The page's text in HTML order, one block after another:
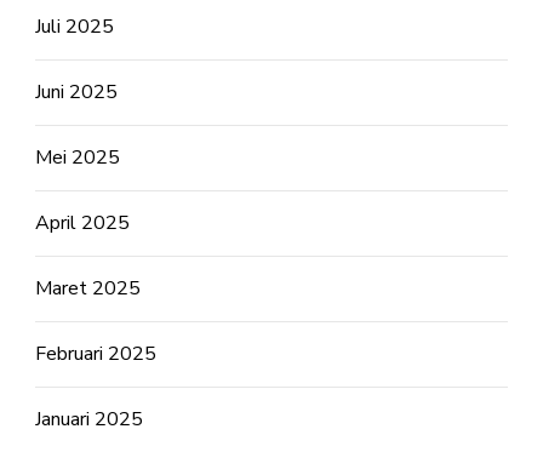
Juli 2025
Juni 2025
Mei 2025
April 2025
Maret 2025
Februari 2025
Januari 2025